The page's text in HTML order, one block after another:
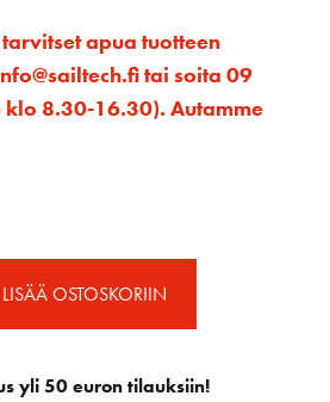
apua tuotteen
tai soita 09
8.30-16.30). Autamme
LISÄÄ OSTOSKORIIN
yli 50 euron tilauksiin!